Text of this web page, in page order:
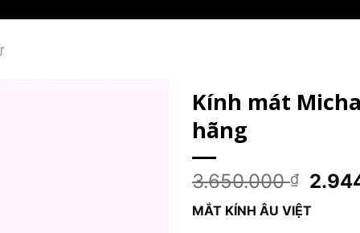
Kính mát
hãng
3.650.000₫
Giá
gốc
MẮT KÍNH ÂU VIỆT